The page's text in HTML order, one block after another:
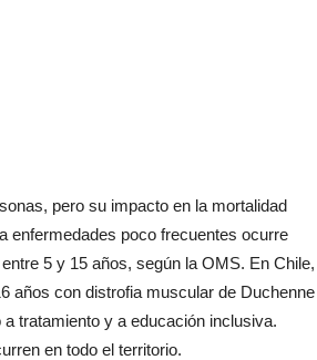
pero su impacto en la mortalidad
enfermedades poco frecuentes ocurre
5 y 15 años, según la OMS. En Chile,
años con distrofia muscular de Duchenne
tratamiento y a educación inclusiva.
en todo el territorio.